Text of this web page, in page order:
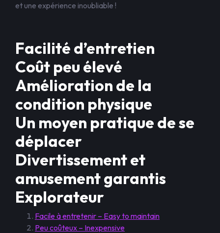
et une expérience inoubliable !
Facilité d’entretien
Coût peu élevé
Amélioration de la
condition physique
Un moyen pratique de se
déplacer
Divertissement et
amusement garantis
Explorateur
Facile à entretenir – Easy to maintain
Peu coûteux – Inexpensive